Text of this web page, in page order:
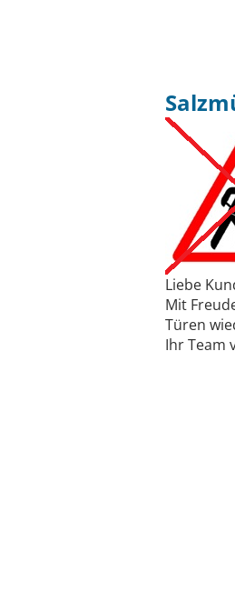
Liebe
Mit
Türen
Ihr Team